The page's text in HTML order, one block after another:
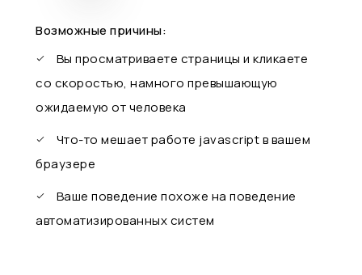
Возможные причины:
Вы просматриваете страницы и кликаете
со скоростью, намного превышающую
ожидаемую от человека
Что-то мешает работе javascript в вашем
браузере
Ваше поведение похоже на поведение
автоматизированных систем